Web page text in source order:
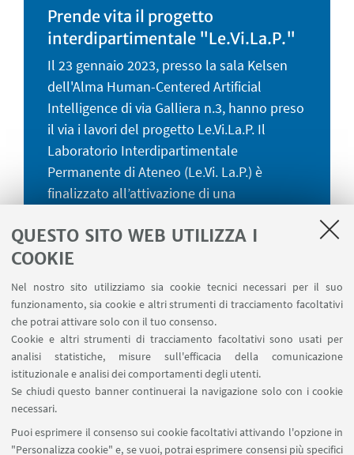
QUESTO SITO WEB UTILIZZA I
COOKIE
Nel nostro sito utilizziamo sia cookie tecnici necessari per il suo
funzionamento, sia cookie e altri strumenti di tracciamento facoltativi
che potrai attivare solo con il tuo consenso.
Cookie e altri strumenti di tracciamento facoltativi sono usati per
analisi statistiche, misure sull'efficacia della comunicazione
istituzionale e analisi dei comportamenti degli utenti.
Se chiudi questo banner continuerai la navigazione solo con i cookie
necessari.
Puoi esprimere il consenso sui cookie facoltativi attivando l'opzione in
"Personalizza cookie" e, se vuoi, potrai esprimere consensi più specifici
Prende vita il progetto
interdipartimentale "Le.Vi.La.P."
Il 23 gennaio 2023, presso la sala Kelsen
dell'Alma Human-Centered Artificial
Intelligence di via Galliera n.3, hanno preso
il via i lavori del progetto Le.Vi.La.P. Il
Laboratorio Interdipartimentale
Permanente di Ateneo (Le.Vi. La.P.) è
finalizzato all’attivazione di una
ricercatori/trici, dottorandi/e e
studenti/esse. Attraverso la promozione di
spazi aggregativi tra le diverse competenze
dipartimentali, verranno attivati tavoli di
studio, ricerca, confronto e diffusione della
cultura della legalità, usufruendo del
supporto di Enti ed Istituzioni partner, già
impegnate nelle attività di prevenzione di
analisi e di contrasto.